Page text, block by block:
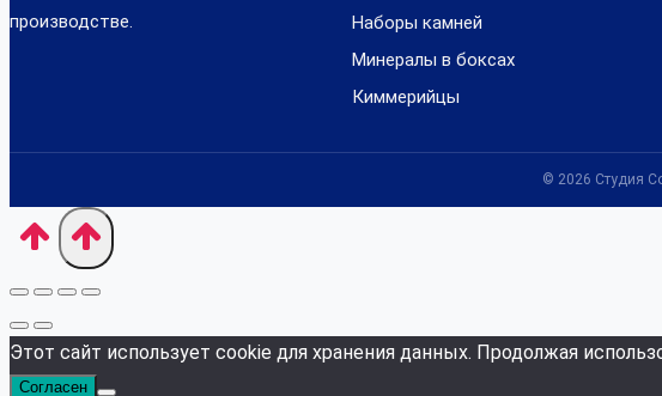
производстве.
Наборы камней
Минералы в боксах
Киммерийцы
© 2026 Студия
Этот сайт использует cookie для хранения данных. Продолжая
Согласен